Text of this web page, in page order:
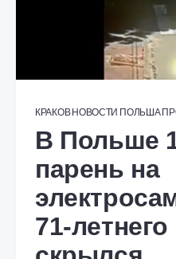
КРАКОВ НОВОСТИ ПОЛЬША
В Польше
парень на
71-